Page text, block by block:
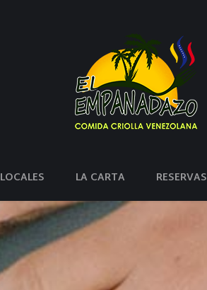
LOCALES LA CARTA RESERVAS